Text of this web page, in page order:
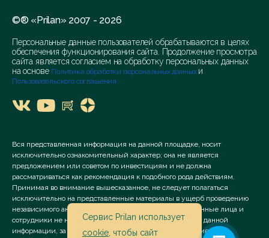
©® «Prilan» 2007 - 2026
Персональные данные пользователей обрабатываются в целях
обеспечения функционирования сайта. Продолжение просмотра
сайта является согласием на обработку персональных данных
на основе Политика обработки персональных данных и
Пользовательского соглашения
Вся представленная информация на данной площадке, носит
исключительно ознакомительный характер; она не является
предложением или советом по инвестициям и не должна
рассматриваться как рекомендация к подобного рода действиям.
Принимая во внимание вышесказанное, не следует полагаться
исключительно на представленные материалы в ущерб проведению
независимого анализа. Сервис «Prilan» его аффилированные лица и
сотрудники не несут ответственности за использование данной
информации, за прямой или косвенный ущерб, наступивший
Сервис Prilan использует
cookie , чтобы сайт